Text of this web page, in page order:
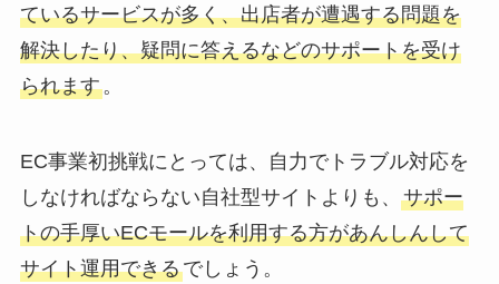
ているサービスが多く、出店者が遭遇する問題を
解決したり、疑問に答えるなどのサポートを受け
られます。
EC事業初挑戦にとっては、自力でトラブル対応を
しなければならない自社型サイトよりも、 サポー
トの手厚いECモールを利用する方があんしんして
サイト運用できるでしょう。